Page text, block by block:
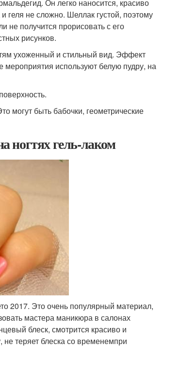
Он легко наносится, красиво
геля не сложно. Шеллак густой, поэтому
не получится прорисовать с его
рисунков.
ухоженный и стильный вид. Эффект
мероприятия используют белую пудру, на
могут быть бабочки, геометрические
ногтях гель-лаком
2017. Это очень популярный материал,
мастера маникюра в салонах
блеск, смотрится красиво и
теряет блеска со временемпри